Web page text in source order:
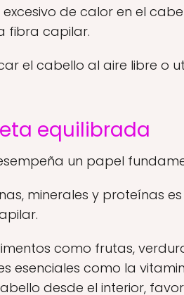
de calor en el
fibra capilar.
el cabello al aire libre o
equilibrada
un papel
minerales y proteínas
como frutas,
esenciales como la
desde el interior,